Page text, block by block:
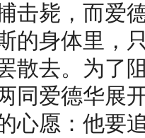
击毙，而爱
的身体里，
散去。为了
同爱德华展
心愿：他要